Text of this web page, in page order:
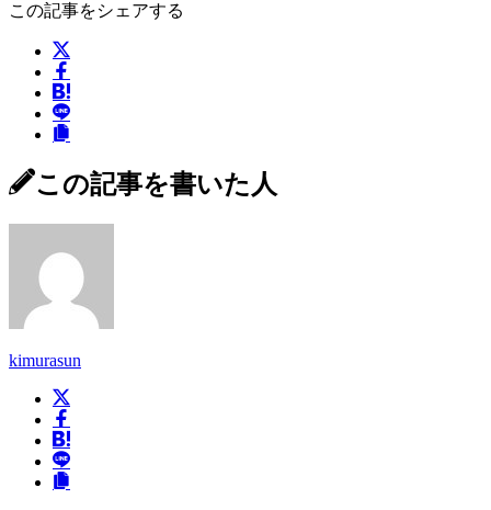
この記事をシェアする
この記事を書いた人
kimurasun